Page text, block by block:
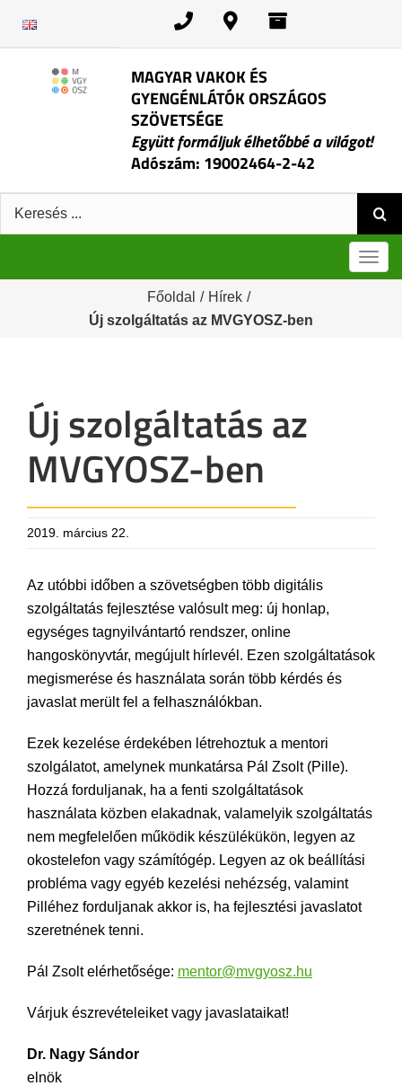
MAGYAR VAKOK ÉS
GYENGÉNLÁTÓK ORSZÁGOS
SZÖVETSÉGE
Együtt formáljuk élhetőbbé a világot!
Adószám: 19002464-2-42
Keresés:
Főoldal / Hírek /
Új szolgáltatás az MVGYOSZ-ben
Új szolgáltatás az
MVGYOSZ-ben
2019. március 22.
Az utóbbi időben a szövetségben több digitális
szolgáltatás fejlesztése valósult meg: új honlap,
egységes tagnyilvántartó rendszer, online
hangoskönyvtár, megújult hírlevél. Ezen szolgáltatások
megismerése és használata során több kérdés és
javaslat merült fel a felhasználókban.
Ezek kezelése érdekében létrehoztuk a mentori
szolgálatot, amelynek munkatársa Pál Zsolt (Pille).
Hozzá forduljanak, ha a fenti szolgáltatások
használata közben elakadnak, valamelyik szolgáltatás
nem megfelelően működik készülékükön, legyen az
okostelefon vagy számítógép. Legyen az ok beállítási
probléma vagy egyéb kezelési nehézség, valamint
Pilléhez forduljanak akkor is, ha fejlesztési javaslatot
szeretnének tenni.
Pál Zsolt elérhetősége: mentor@mvgyosz.hu
Várjuk észrevételeiket vagy javaslataikat!
Dr. Nagy Sándor
elnök